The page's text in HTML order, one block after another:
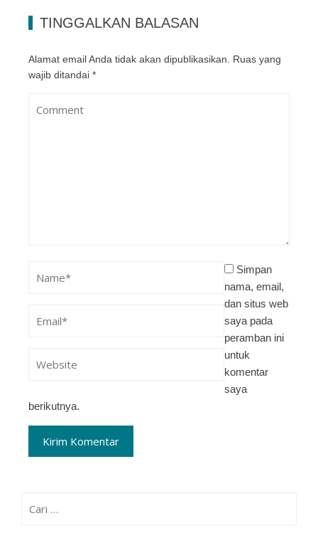
TINGGALKAN BALASAN
Alamat email Anda tidak akan dipublikasikan.
Ruas yang
wajib ditandai *
Simpan
nama, email,
dan situs web
saya pada
peramban ini
untuk
komentar
saya
berikutnya.
untuk: